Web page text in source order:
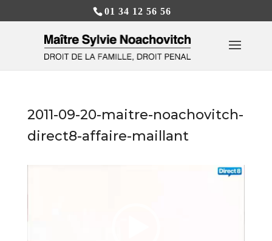
01 34 12 56 56
2011-09-20-maitre-noachovitch-
direct8-affaire-maillant